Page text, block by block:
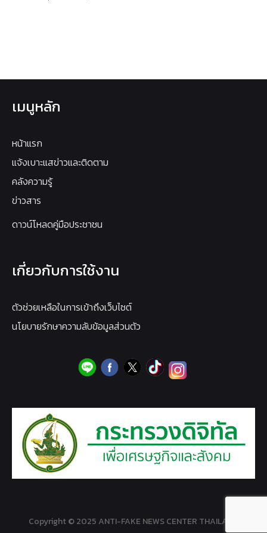
เมนูหลัก
หน้าแรก
แจ้งเบาะแสข่าวและติดตาม
คลังความรู้
ข่าวสาร
ดาวน์โหลดคู่มือประชาชน
เกี่ยวกับการใช้งาน
ตัวช่วยเหลือในการเข้าถึงเว็บไซต์
นโยบายรักษาความลับข้อมูลส่วนตัว
Copyright © 2025 ANTI-FAKE NEWS CENTER THAILAND